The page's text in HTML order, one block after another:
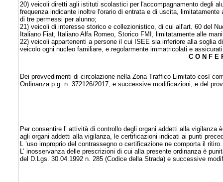
20) veicoli diretti agli istituti scolastici per l'accompagnamento degli
frequenza indicante inoltre l'orario di entrata e di uscita,
di tre permessi per alunno;
21) veicoli di interesse storico e collezionistico, di cui all'art. 60 del
Italiano Fiat, Italiano Alfa Romeo, Storico FMI, limitatamente alle
22) veicoli appartenenti a persone il cui ISEE sia inferiore alla soglia
veicolo ogni nucleo familiare, e regolarmente immatricolati e
C O N F E
Dei provvedimenti di circolazione nella Zona Traffico Limitato così
Ordinanza p.g. n. 372126/2017, e successive modificazioni, e del
Per consentire l’ attività di controllo degli organi addetti alla
agli organi addetti alla vigilanza, le certificazioni indicati ai punti
L ’uso improprio del contrassegno o certificazione ne comporta il ritiro.
L’ inosservanza delle prescrizioni di cui alla presente ordinanza è
del D.Lgs. 30.04.1992 n. 285 (Codice della Strada) e successive